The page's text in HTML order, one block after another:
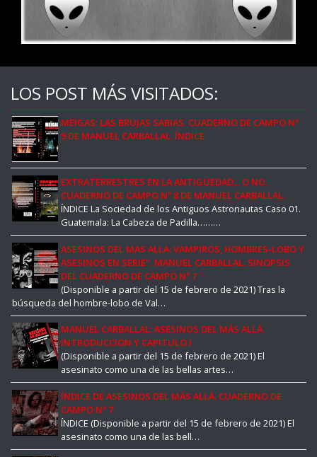
LOS POST MÁS VISITADOS:
MEIGAS: LAS BRUJAS SABIAS. CUADERNO DE CAMPO Nº
9 DE MANUEL CARBALLAL. ÍNDICE
EXTRATERRESTRES EN LA ANTIGÜEDAD... O NO.
CUADERNO DE CAMPO Nº 8 DE MANUEL CARBALLAL.
ÍNDICE La Sociedad de los Antiguos Astronautas Caso 01.
Guatemala: La Cabeza de Padilla………
ASESINOS DEL MAS ALLA: VAMPIROS, HOMBRES-LOBO Y
ASESINOS EN SERIE". MANUEL CARBALLAL. SINOPSIS
DEL CUADERNO DE CAMPO Nº 7
(Disponible a partir del 15 de febrero de 2021) Tras la
búsqueda del hombre-lobo de Val…
MANUEL CARBALLAL: ASESINOS DEL MÁS ALLÁ.
INTRODUCCION Y CAPITULO I
(Disponible a partir del 15 de febrero de 2021) El
asesinato como una de las bellas artes…
ÍNDICE DE ASESINOS DEL MÁS ALLÁ. CUADERNO DE
CAMPO Nº 7
ÍNDICE (Disponible a partir del 15 de febrero de 2021) El
asesinato como una de las bell…